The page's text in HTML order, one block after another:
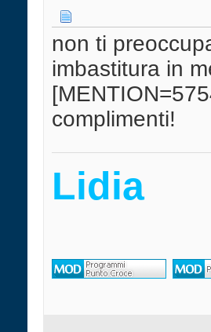
non ti
imbastitura in
complimenti!
Lidia